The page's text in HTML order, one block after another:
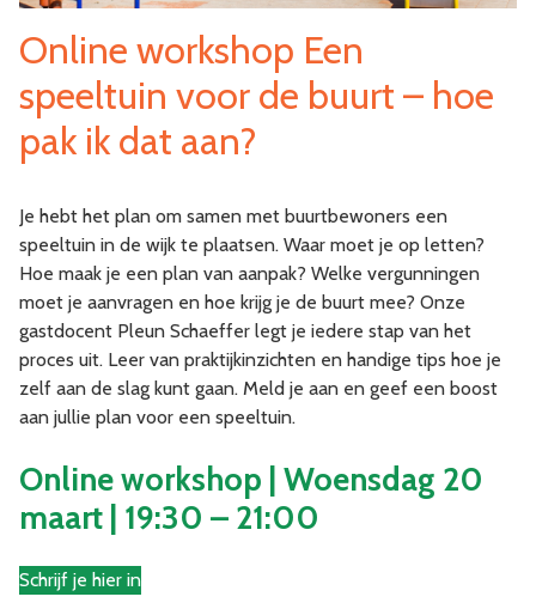
Online workshop Een
speeltuin voor de buurt – hoe
pak ik dat aan?
Je hebt het plan om samen met buurtbewoners een
speeltuin in de wijk te plaatsen. Waar moet je op letten?
Hoe maak je een plan van aanpak? Welke vergunningen
moet je aanvragen en hoe krijg je de buurt mee? Onze
gastdocent Pleun Schaeffer legt je iedere stap van het
proces uit. Leer van praktijkinzichten en handige tips hoe je
zelf aan de slag kunt gaan. Meld je aan en geef een boost
aan jullie plan voor een speeltuin.
Online workshop | Woensdag 20
maart | 19:30 – 21:00
Schrijf je hier in